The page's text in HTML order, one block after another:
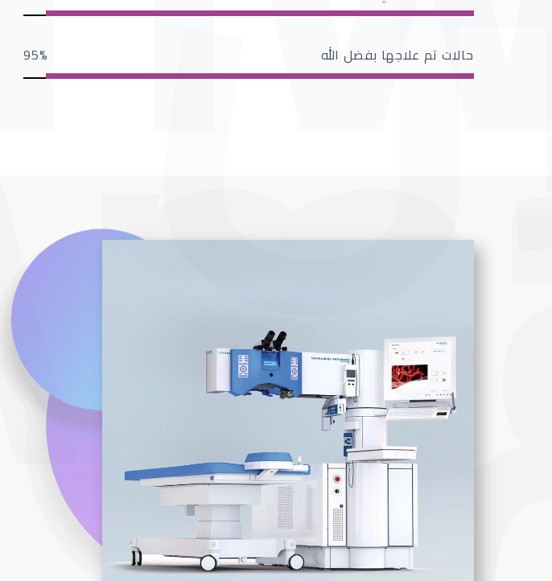
حالات تم علاجها بفضل الله 95